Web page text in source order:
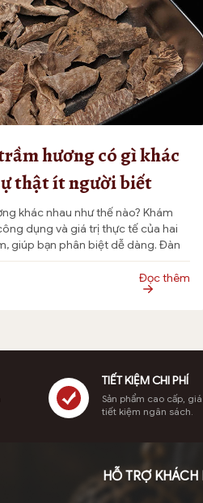
hương có gì khác
thật ít người biết
khác nhau như thế nào? Khám
dụng và giá trị thực tế của hai
giúp bạn phân biệt dễ dàng. Đàn
là những loại gỗ hương liệu quý,
tâm […]
Đọc thêm
TIẾT KIỆM CHI PHÍ
Sản phẩm cao cấp,
tiết kiệm ngân sách.
HỖ TRỢ KHÁCH